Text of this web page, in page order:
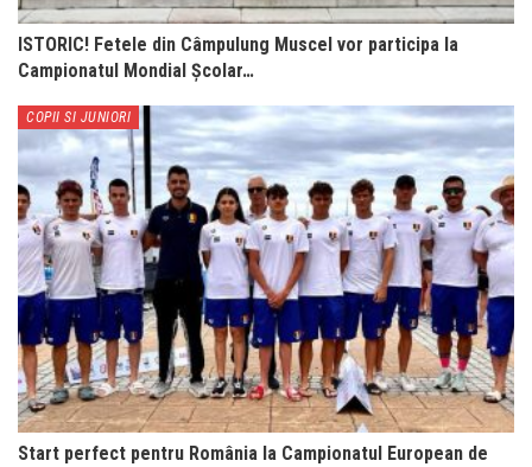
ISTORIC! Fetele din Câmpulung Muscel vor participa la
Campionatul Mondial Școlar…
COPII SI JUNIORI
Start perfect pentru România la Campionatul European de